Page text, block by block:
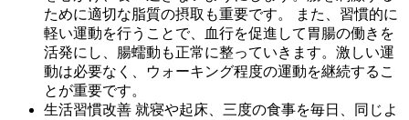
ために適切な脂質の摂取も重要です。 また、習慣的に
軽い運動を行うことで、血行を促進して胃腸の働きを
活発にし、腸蠕動も正常に整っていきます。激しい運
動は必要なく、ウォーキング程度の運動を継続するこ
とが重要です。
生活習慣改善 就寝や起床、三度の食事を毎日、同じよ